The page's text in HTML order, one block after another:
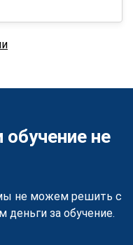
не
не можем решить с
за обучение.